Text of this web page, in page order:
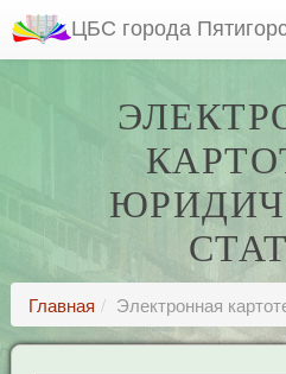
ЦБС города
Главная Электронная